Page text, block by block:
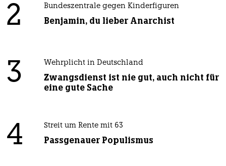
2 Bundeszentrale gegen Kinderfiguren
Benjamin, du lieber Anarchist
3 Wehrplicht in Deutschland
Zwangsdienst ist nie gut, auch nicht für
eine gute Sache
4 Streit um Rente mit 63
Passgenauer Populismus